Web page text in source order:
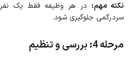
نکته مهم: در هر وظیفه فقط یک نفر
سردرگمی جلوگیری شود.
مرحله 4: بررسی و تنظیم